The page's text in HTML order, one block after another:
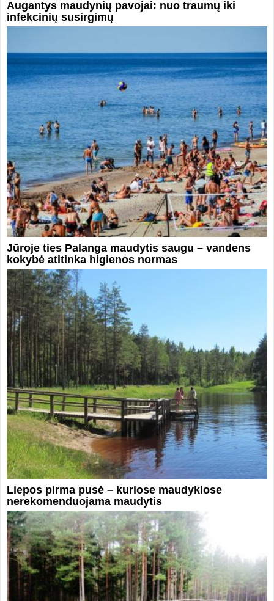
Augantys maudynių pavojai: nuo traumų iki
infekcinių susirgimų
Jūroje ties Palanga maudytis saugu – vandens
kokybė atitinka higienos normas
Liepos pirma pusė – kuriose maudyklose
nerekomenduojama maudytis